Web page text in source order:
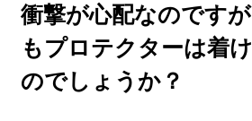
衝撃が心配なのです
もプロテクターは着
のでしょうか？